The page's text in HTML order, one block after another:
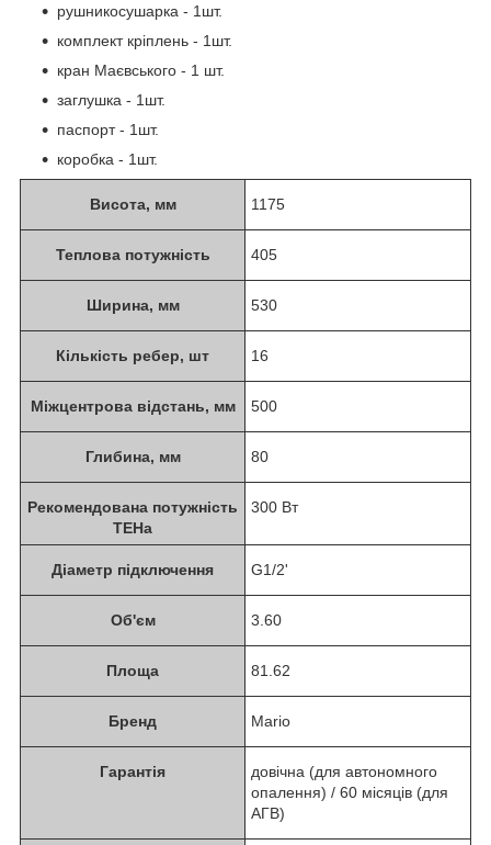
рушникосушарка - 1шт.
комплект кріплень - 1шт.
кран Маєвського - 1 шт.
заглушка - 1шт.
паспорт - 1шт.
коробка - 1шт.
Висота, мм 1175
Теплова потужність 405
Ширина, мм 530
Кількість ребер, шт 16
Міжцентрова відстань, мм 500
Глибина, мм 80
Рекомендована потужність
ТЕНа
300 Вт
Діаметр підключення G1/2'
Об'єм 3.60
Площа 81.62
Бренд Mario
Гарантія
довічна (для автономного
опалення) / 60 місяців (для
АГВ)